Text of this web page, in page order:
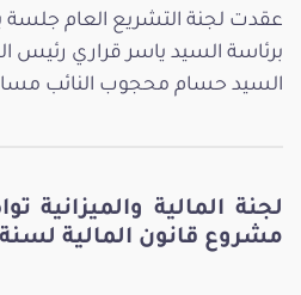
برئاسة السيد ياسر قراري رئيس
السيد حسام محجوب النائب
لجنة المالية
مشروع قانون المالية لسنة 2025